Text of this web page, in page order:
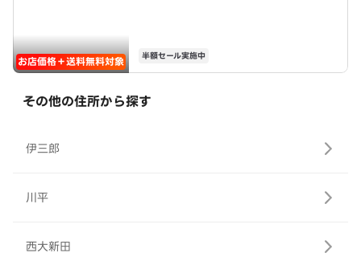
お店価格＋送料無料対象 半額セール実施中
その他の住所から探す
伊三郎
川平
西大新田